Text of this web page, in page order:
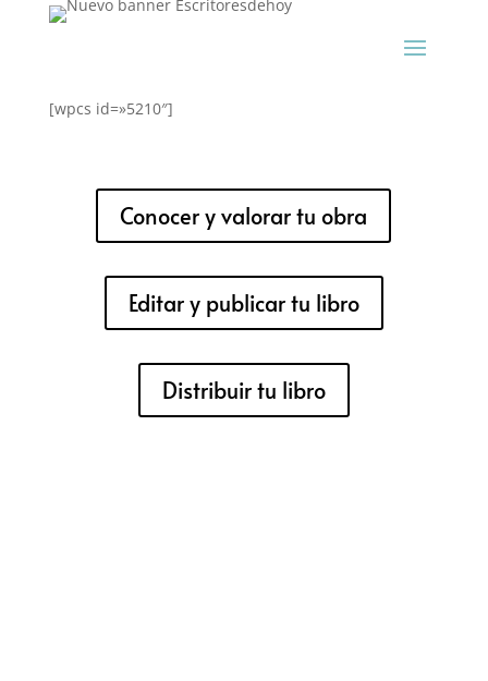
[wpcs id=»5210″]
Conocer y valorar tu obra
Editar y publicar tu libro
Distribuir tu libro